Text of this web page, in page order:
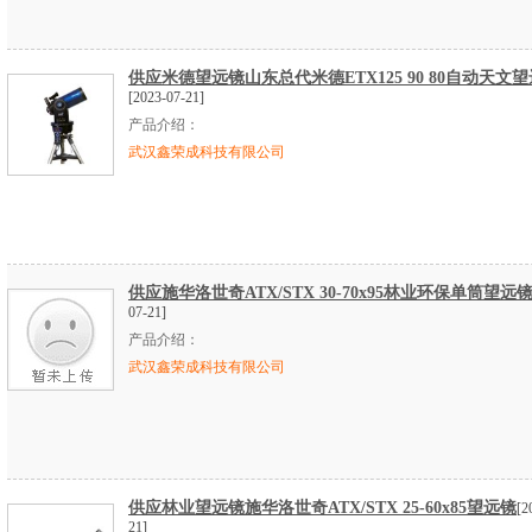
供应米德望远镜山东总代米德ETX125 90 80自动天文
[2023-07-21]
产品介绍：
武汉鑫荣成科技有限公司
供应施华洛世奇ATX/STX 30-70x95林业环保单筒望远镜
07-21]
产品介绍：
武汉鑫荣成科技有限公司
供应林业望远镜施华洛世奇ATX/STX 25-60x85望远镜
21]